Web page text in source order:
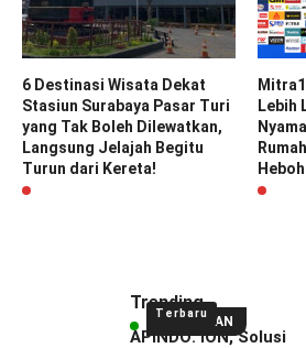
6 Destinasi Wisata Dekat
Stasiun Surabaya Pasar Turi
yang Tak Boleh Dilewatkan,
Langsung Jelajah Begitu
Turun dari Kereta!
Lebih
UNGGULAN
Terbaru
Trending
APINDO: ION, Solusi